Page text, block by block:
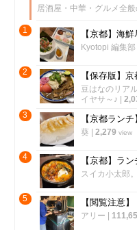
居酒屋・中華・グルメ全
1
Kyotopi 編集部
2
豆はなのリア
イヤサ～♪
3
葵 2,279 view
4
スイカ小太郎。
5
アリー